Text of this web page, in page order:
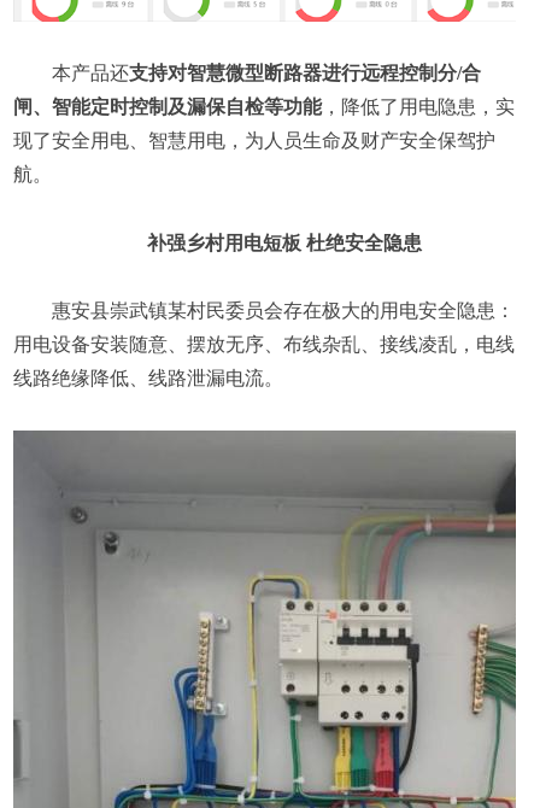
本产品还支持对智慧微型断路器进行远程控制分/合
闸、智能定时控制及漏保自检等功能，降低了用电隐患，实
现了安全用电、智慧用电，为人员生命及财产安全保驾护
航。
补强乡村用电短板 杜绝安全隐患
惠安县崇武镇某村民委员会存在极大的用电安全隐患：
用电设备安装随意、摆放无序、布线杂乱、接线凌乱，电线
线路绝缘降低、线路泄漏电流。